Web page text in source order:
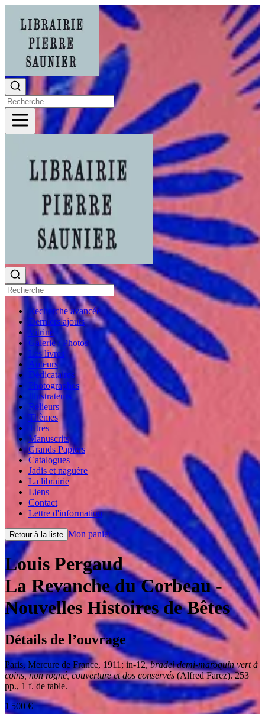
Recherche avancée
Derniers ajouts
Vitrine
Galerie / Photos
Les livres
Auteurs
Dédicataires
Photographes
Illustrateurs
Relieurs
Thèmes
Titres
Manuscrits
Grands Papiers
Catalogues
Jadis et naguère
La librairie
Liens
Contact
Lettre d'information
Retour à la liste Mon panier
Louis Pergaud
La Revanche du Corbeau -
Nouvelles Histoires de Bêtes
Détails de l’ouvrage
Paris, Mercure de France, 1911 ; in-12, bradel demi-maroquin vert à
coins, non rogné, couverture et dos conservés (Alfred Farez). 253
pp., 1 f. de table.
1 500€